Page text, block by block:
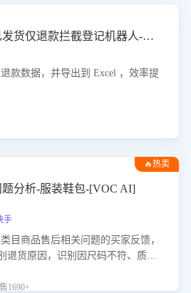
抖音小店已发货仅退款拦截登记机器人-八爪鱼
款数据，并导出到 Excel ，效率提
🔥热卖
分析-服装鞋包-[VOC AI]
目商品售后相关问题的买家反馈，
退货原因，识别因尺码不符、质量
服务，实现销售额的显著提升。
1690+